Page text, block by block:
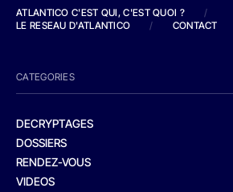
ATLANTICO C'EST QUI, C'EST QUOI ?
/
LE RESEAU D'ATLANTICO
/ CONTACT
CATEGORIES
DECRYPTAGES
DOSSIERS
RENDEZ-VOUS
VIDEOS